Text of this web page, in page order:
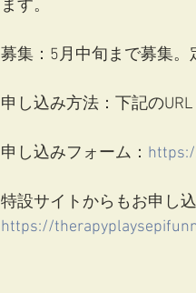
ます。
募集：5月中旬まで募集。
申し込み方法：下記の
申し込みフォーム：
特設サイトからもお申し
https://